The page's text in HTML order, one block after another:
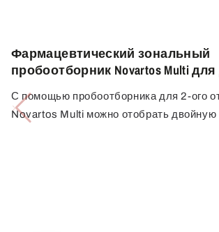
Фармацевтический зональный
пробоотборник Novartos Multi
С помощью пробоотборника для 2-ого
Novartos Multi можно отобрать двойную
пробу из нескольких заранее
отбора. В зависимости от длины,